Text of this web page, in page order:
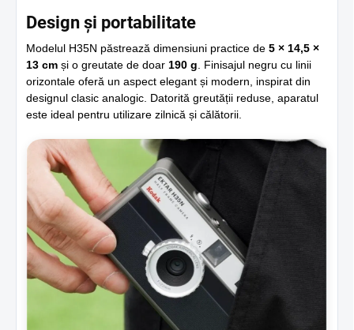
Design și portabilitate
Modelul H35N păstrează dimensiuni practice de 5 × 14,5 ×
13 cm și o greutate de doar 190 g . Finisajul negru cu linii
orizontale oferă un aspect elegant și modern, inspirat din
designul clasic analogic. Datorită greutății reduse, aparatul
este ideal pentru utilizare zilnică și călătorii.